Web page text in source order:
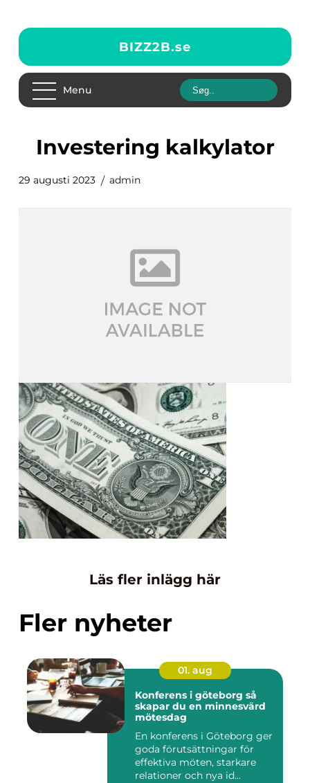
BIZZ2B.se
Menu
investering kalkylator
29 augusti 2023 admin
Läs fler inlägg här
Fler nyheter
01. aug
Konferens i göteborg så
skapar du en minnesvärd
mötesdag
En konferens i Göteborg ger
goda förutsättningar för
effektiva möten, starkare
relationer och nya id...